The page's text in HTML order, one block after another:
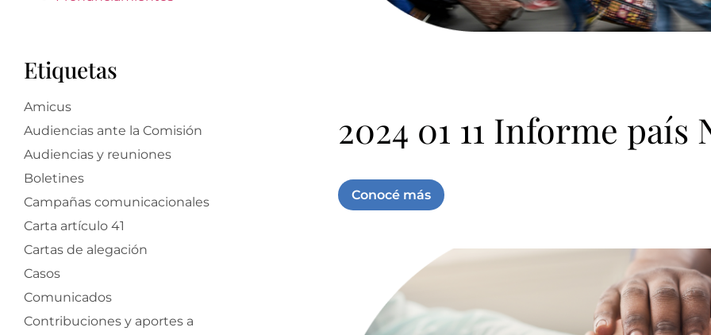
Etiquetas
Amicus
Audiencias ante la Comisión
Audiencias y reuniones
Boletines
Campañas comunicacionales
Carta artículo 41
Cartas de alegación
Casos
Comunicados
Contribuciones y aportes a
2024 01 11 Informe país
Conocé más